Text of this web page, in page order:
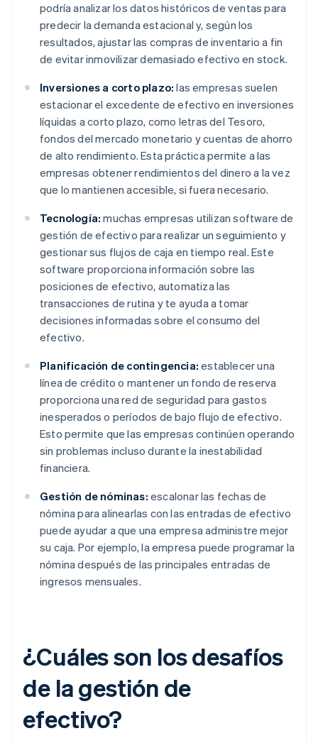
podría analizar los datos históricos de ventas para
predecir la demanda estacional y, según los
resultados, ajustar las compras de inventario a fin
de evitar inmovilizar demasiado efectivo en stock.
Inversiones a corto plazo: las empresas suelen
estacionar el excedente de efectivo en inversiones
líquidas a corto plazo, como letras del Tesoro,
fondos del mercado monetario y cuentas de ahorro
de alto rendimiento. Esta práctica permite a las
empresas obtener rendimientos del dinero a la vez
que lo mantienen accesible, si fuera necesario.
Tecnología: muchas empresas utilizan software de
gestión de efectivo para realizar un seguimiento y
gestionar sus flujos de caja en tiempo real. Este
software proporciona información sobre las
posiciones de efectivo, automatiza las
transacciones de rutina y te ayuda a tomar
decisiones informadas sobre el consumo del
efectivo.
Planificación de contingencia: establecer una
línea de crédito o mantener un fondo de reserva
proporciona una red de seguridad para gastos
inesperados o períodos de bajo flujo de efectivo.
Esto permite que las empresas continúen operando
sin problemas incluso durante la inestabilidad
financiera.
Gestión de nóminas: escalonar las fechas de
nómina para alinearlas con las entradas de efectivo
puede ayudar a que una empresa administre mejor
su caja. Por ejemplo, la empresa puede programar la
nómina después de las principales entradas de
ingresos mensuales.
¿Cuáles son los desafíos
de la gestión de
efectivo?